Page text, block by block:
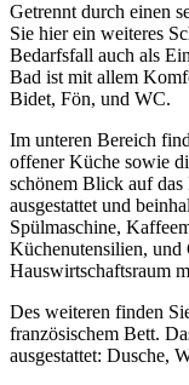
Getrennt durch einen
Sie hier ein weiteres
Bedarfsfall auch als
Bad ist mit allem
Bidet, Fön, und WC.
Im unteren Bereich
offener Küche sowie
schönem Blick auf
ausgestattet und
Spülmaschine,
Küchenutensilien, und
Hauswirtschaftsraum
Des weiteren finden
französischem Bett.
ausgestattet: Dusche,